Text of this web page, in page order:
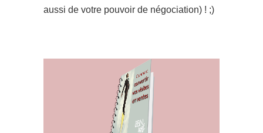
aussi de votre pouvoir de négociation) ! ;)